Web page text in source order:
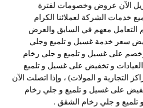
الآن عروض وخصومات لفترة
خدمات الشركة لعملائنا الكرام
تم التعامل معهم في السابق والعرض
سعر خدمة غسيل و تلميع وجلي
على غسيل و تلميع و جلي رخام
و تخفيض على غسيل و تلميع
التجارية و المولات) ، وإذا اتصلت الآن
على غسيل و تلميع و جلي رخام
تلميع و جلي رخام الشقق .